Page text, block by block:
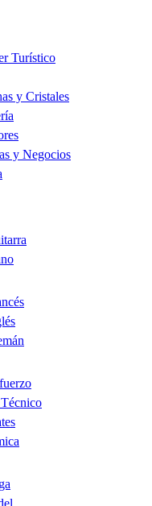
Turístico
y Cristales
y Negocios